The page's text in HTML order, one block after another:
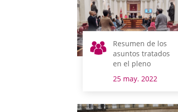
Resumen de los
asuntos tratados
en el pleno
25 may. 2022